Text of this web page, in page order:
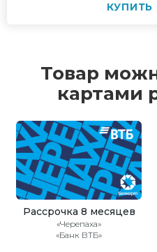
КУПИТЬ
Товар
картами
Рассрочка 8 месяцев
«Черепаха»
«Банк ВТБ»